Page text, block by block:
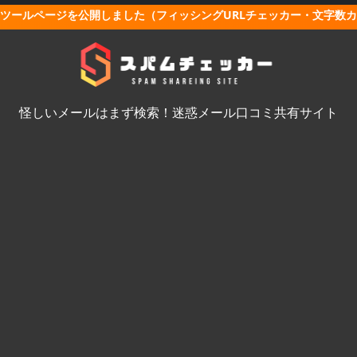
ールページを公開しました（フィッシングURLチェッカー・文字数カ
怪しいメールはまず検索！迷惑メール口コミ共有サイト